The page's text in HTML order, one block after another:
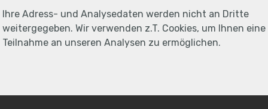
Ihre Adress- und Analysedaten werden nicht an Dritte
weitergegeben. Wir verwenden z.T. Cookies, um Ihnen eine
Teilnahme an unseren Analysen zu ermöglichen.